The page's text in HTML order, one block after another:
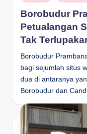
in
Borobudur
Petualangan
Tak
Borobudur
bagi sejumlah situs
dua di antaranya
Borobudur dan